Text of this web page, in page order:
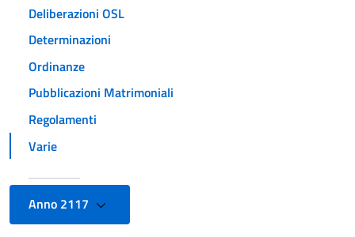
Deliberazioni OSL
Determinazioni
Ordinanze
Pubblicazioni Matrimoniali
Regolamenti
Varie
Anno 2117